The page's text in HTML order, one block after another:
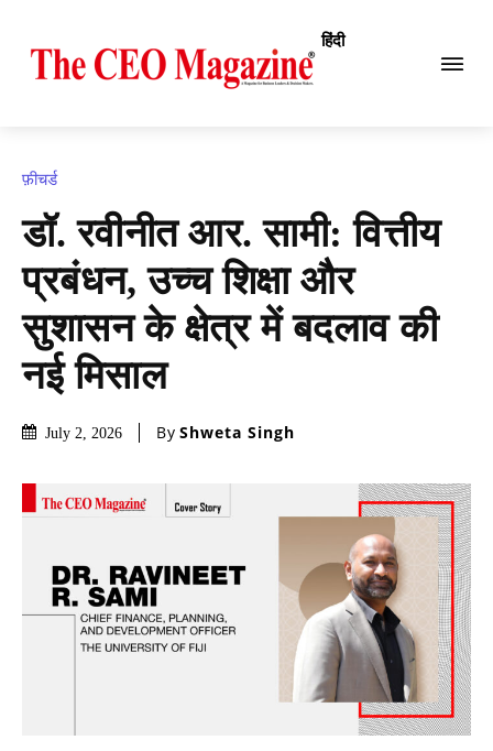
हिंदी
फ़ीचर्ड
डॉ. रवीनीत आर. सामी: वित्तीय
प्रबंधन, उच्च शिक्षा और
सुशासन के क्षेत्र में बदलाव की
नई मिसाल
July 2, 2026 By Shweta Singh